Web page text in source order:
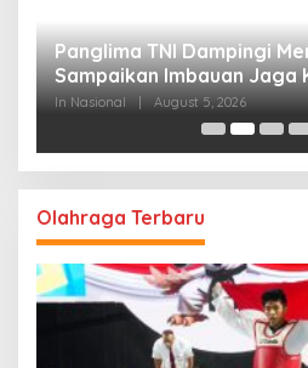
Panglima TNI Dampingi
Sampaikan Imbauan Jaga
Bangsa
In Nasional August 5, 2026
Olahraga Terbaru